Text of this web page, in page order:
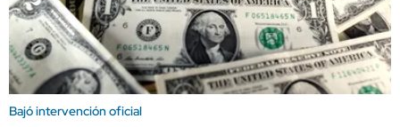
Bajó intervención oficial